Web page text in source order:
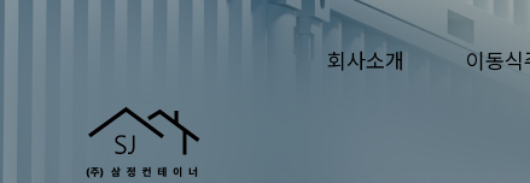
회사소개 이동식